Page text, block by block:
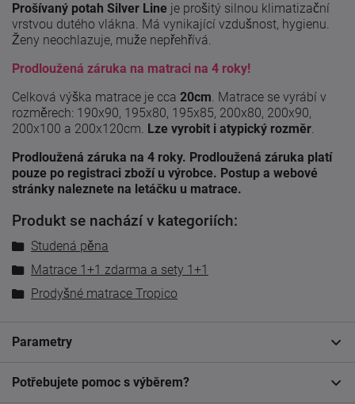
Prošívaný potah Silver Line je prošitý silnou klimatizační
vrstvou dutého vlákna. Má vynikající vzdušnost, hygienu.
Ženy neochlazuje, muže nepřehřívá.
Prodloužená záruka na matraci na 4 roky!
Celková výška matrace je cca 20cm. Matrace se vyrábí v
rozměrech: 190x90, 195x80, 195x85, 200x80, 200x90,
200x100 a 200x120cm. Lze vyrobit i atypický rozměr.
Prodloužená záruka na 4 roky. Prodloužená záruka platí
pouze po registraci zboží u výrobce. Postup a webové
stránky naleznete na letáčku u matrace.
Produkt se nachází v kategoriích:
Studená pěna
Matrace 1+1 zdarma a sety 1+1
Prodyšné matrace Tropico
Parametry
Potřebujete pomoc s výběrem?